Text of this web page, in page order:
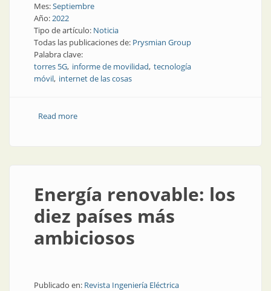
Mes:Septiembre
Año:2022
Tipo de artículo: Noticia
Todas las publicaciones de: Prysmian Group
Palabra clave:
torres 5G informe de movilidad tecnología
móvil internet de las cosas
Read moreabout Torres 5G: todo lo que hace falta saber
Energía renovable: los
diez países más
ambiciosos
Publicado en: Revista Ingeniería Eléctrica